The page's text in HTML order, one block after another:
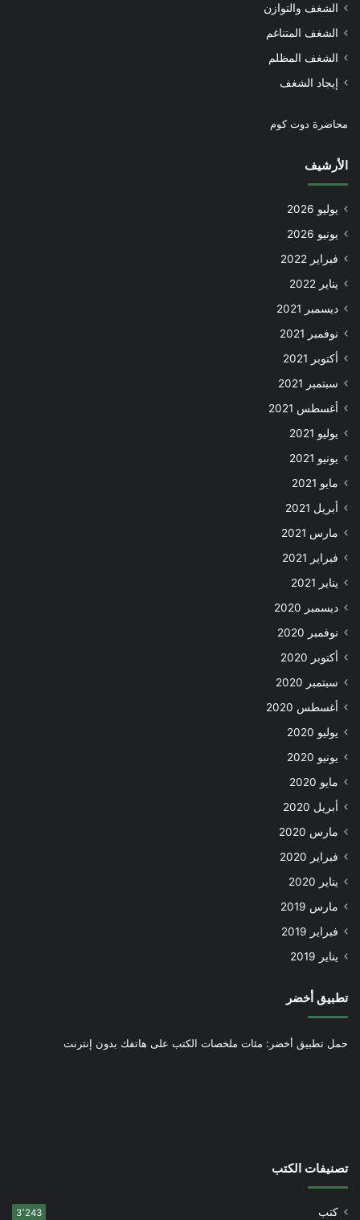
الشغف والتوازن
الشغف المتناغم
الشغف المظلم
إيجاد الشغف
محاضرة دوت كوم
الأرشيف
يوليو 2026
يونيو 2026
فبراير 2022
يناير 2022
ديسمبر 2021
نوفمبر 2021
أكتوبر 2021
سبتمبر 2021
أغسطس 2021
يوليو 2021
يونيو 2021
مايو 2021
أبريل 2021
مارس 2021
فبراير 2021
يناير 2021
ديسمبر 2020
نوفمبر 2020
أكتوبر 2020
سبتمبر 2020
أغسطس 2020
يوليو 2020
يونيو 2020
مايو 2020
أبريل 2020
مارس 2020
فبراير 2020
يناير 2020
مارس 2019
فبراير 2019
يناير 2019
تطبيق أخضر
حمل تطبيق أخضر: مئات ملخصات الكتب على هاتفك بدون إنترنت
تصنيفات الكتب
كتب 3٬243